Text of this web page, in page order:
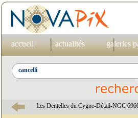
accueil actualités galeries
Les Dentelles du Cygne-Détail-NGC